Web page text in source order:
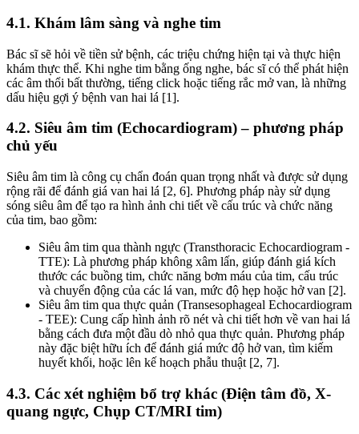
4.1. Khám lâm sàng và nghe tim
Bác sĩ sẽ hỏi về tiền sử bệnh, các triệu chứng hiện tại và thực hiện
khám thực thể. Khi nghe tim bằng ống nghe, bác sĩ có thể phát hiện
các âm thổi bất thường, tiếng click hoặc tiếng rắc mở van, là những
dấu hiệu gợi ý bệnh van hai lá [1].
4.2. Siêu âm tim (Echocardiogram) – phương pháp
chủ yếu
Siêu âm tim là công cụ chẩn đoán quan trọng nhất và được sử dụng
rộng rãi để đánh giá van hai lá [2, 6]. Phương pháp này sử dụng
sóng siêu âm để tạo ra hình ảnh chi tiết về cấu trúc và chức năng
của tim, bao gồm:
Siêu âm tim qua thành ngực (Transthoracic Echocardiogram -
TTE): Là phương pháp không xâm lấn, giúp đánh giá kích
thước các buồng tim, chức năng bơm máu của tim, cấu trúc
và chuyển động của các lá van, mức độ hẹp hoặc hở van [2].
Siêu âm tim qua thực quản (Transesophageal Echocardiogram
- TEE): Cung cấp hình ảnh rõ nét và chi tiết hơn về van hai lá
bằng cách đưa một đầu dò nhỏ qua thực quản. Phương pháp
này đặc biệt hữu ích để đánh giá mức độ hở van, tìm kiếm
huyết khối, hoặc lên kế hoạch phẫu thuật [2, 7].
4.3. Các xét nghiệm bổ trợ khác (Điện tâm đồ, X-
quang ngực, Chụp CT/MRI tim)